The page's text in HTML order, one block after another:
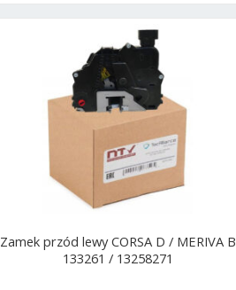
Zamek przód lewy CORSA D / MERIVA B
133261 / 13258271